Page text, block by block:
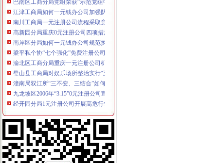
江津工商局如何一元钱办公司加强队伍执法能力建设
南川工商局一元注册公司流程采取竞争上岗激发队伍活力
高新园分局重庆0元注册公司四项措施强力推进信用信息化建设
南岸区分局如何一元钱办公司规范执法收费行为见成效
梁平私个协“七个强化”免费注册公司深化服务工作
渝北区工商分局重庆一元注册公司机场工商所近日成立
璧山县工商局对娱乐场所整治实行“五查五看”1元注册公司
潼南局双江所“三不变、三结合”如何一元钱办公司开展个体验照工作
九龙坡区2006年“3.15”0元注册公司宣传活动拉开序幕
经开园分局1元注册公司开展高危行业主体清理
开县局重庆一元注册公司抓三个突破认真贯彻信用信息化建设工作会议精神
云阳局如何一元钱办公司强化部门配合积极开展春耕农资宣传活动
北碚局0元注册公司强化制度建设推进政务信息工作
梁平局“八项措施”如何一元钱办公司规范收费行为
南岸局0元注册公司新班子积极推动各项工作有序开展
长寿局重庆0元注册公司六项措施打造节约型机关